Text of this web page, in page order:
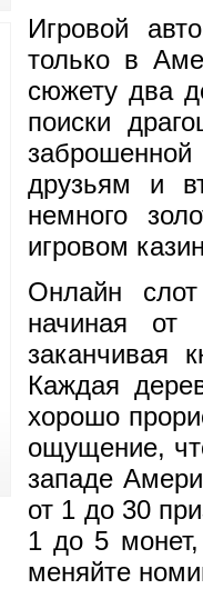
Игровой
только в
сюжету два
поиски
друзьям и
немного
игровом
Онлайн слот
начиная от
заканчивая
Каждая
хорошо
ощущение,
западе
от 1 до 30
1 до 5
меняйте